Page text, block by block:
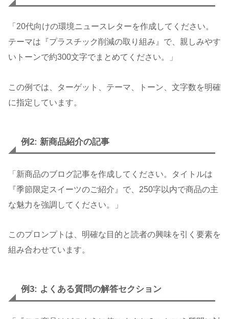
「20代向けの環境ニュースレターを作成してください。
テーマは『プラスチック削減の取り組み』で、親しみやす
いトーンで約300文字でまとめてください。」
この例では、ターゲット、テーマ、トーン、文字数を明確
に指定しています。
例2: 新商品紹介の記事
「新商品のブログ記事を作成してください。タイトルは
『季節限定スイーツのご紹介』で、250字以内で商品の主
な魅力を強調してください。」
このプロンプトは、明確な目的と読者の興味を引く要素を
組み合わせています。
例3: よくある質問の解答セクション